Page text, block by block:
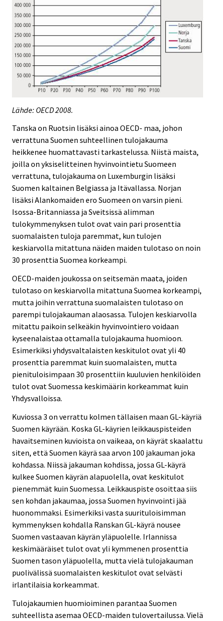
Lähde: OECD 2008.
Tanska on Ruotsin lisäksi ainoa OECD- maa, johon
verrattuna Suomen suhteellinen tulojakauma
heikkenee huomattavasti tarkastelussa. Niistä maista,
joilla on yksiselitteinen hyvinvointietu Suomeen
verrattuna, tulojakauma on Luxemburgin lisäksi
Suomen kaltainen Belgiassa ja Itävallassa. Norjan
lisäksi Alankomaiden ero Suomeen on varsin pieni.
Isossa-Britanniassa ja Sveitsissä alimman
tulokymmenyksen tulot ovat vain pari prosenttia
suomalaisten tuloja paremmat, kun tulojen
keskiarvolla mitattuna näiden maiden tulotaso on noin
30 prosenttia Suomea korkeampi.
OECD-maiden joukossa on seitsemän maata, joiden
tulotaso on keskiarvolla mitattuna Suomea korkeampi,
mutta joihin verrattuna suomalaisten tulotaso on
parempi tulojakauman alaosassa. Tulojen keskiarvolla
mitattu paikoin selkeäkin hyvinvointiero voidaan
kyseenalaistaa ottamalla tulojakauma huomioon.
Esimerkiksi yhdysvaltalaisten keskitulot ovat yli 40
prosenttia paremmat kuin suomalaisten, mutta
pienituloisimpaan 30 prosenttiin kuuluvien henkilöiden
tulot ovat Suomessa keskimäärin korkeammat kuin
Yhdysvalloissa.
Kuviossa 3 on verrattu kolmen tällaisen maan GL-käyriä
Suomen käyrään. Koska GL-käyrien leikkauspisteiden
havaitseminen kuvioista on vaikeaa, on käyrät skaalattu
siten, että Suomen käyrä saa arvon 100 jakauman joka
kohdassa. Niissä jakauman kohdissa, jossa GL-käyrä
kulkee Suomen käyrän alapuolella, ovat keskitulot
pienemmät kuin Suomessa. Leikkauspiste osoittaa siis
sen kohdan jakaumaa, jossa Suomen hyvinvointi jää
huonommaksi. Esimerkiksi vasta suurituloisimman
kymmenyksen kohdalla Ranskan GL-käyrä nousee
Suomen vastaavan käyrän yläpuolelle. Irlannissa
keskimääräiset tulot ovat yli kymmenen prosenttia
Suomen tason yläpuolella, mutta vielä tulojakauman
puolivälissä suomalaisten keskitulot ovat selvästi
irlantilaisia korkeammat.
Tulojakaumien huomioiminen parantaa Suomen
suhteellista asemaa OECD-maiden tulovertailussa. Vielä